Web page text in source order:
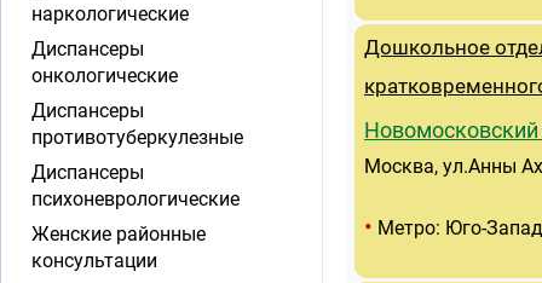
Дошкольное
Москва, ул.Анны
• Метро: Юго-
наркологические
Диспансеры
онкологические
Диспансеры
противотуберкулезные
Диспансеры
психоневрологические
Женские районные
консультации